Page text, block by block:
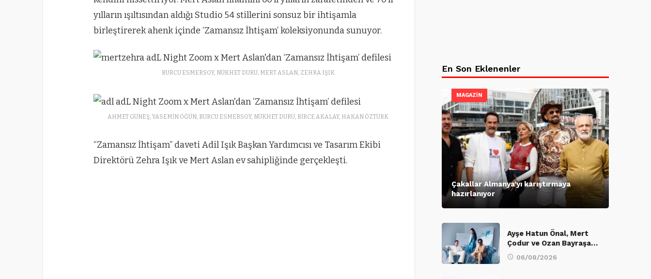
yılların ışıltısından aldığı Studio 54 stillerini sonsuz bir ihtişamla
birleştirerek ahenk içinde ‘Zamansız İhtişam’ koleksiyonunda sunuyor.
BURCU ESMERSOY, NÜKHET DURU, MERT ASLAN, ZEHRA IŞIK
AHMET GÜNEŞ, YASEMİN ÖĞÜN, BURCU ESMERSOY, NÜKHET DURU, BİRCE AKALAY, HAKAN ÖZTÜRK
“Zamansız İhtişam” daveti Adil Işık Başkan Yardımcısı ve Tasarım Ekibi
Direktörü Zehra Işık ve Mert Aslan ev sahipliğinde gerçekleşti.
En Son Eklenenler
MAGAZİN
Çakallar Almanya’yı karıştırmaya
hazırlanıyor
Ayşe Hatun Önal, Mert
Çodur ve Ozan Bayraşa…
06/08/2026